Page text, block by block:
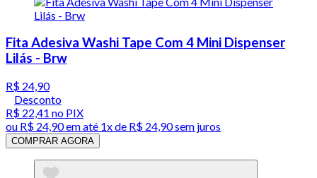
Fita Adesiva Washi Tape Com 4 Mini Dispenser
Lilás - Brw
R$ 24,90
Desconto
R$ 22,41 no PIX
ou R$ 24,90em até 1x de R$ 24,90sem juros
COMPRAR AGORA